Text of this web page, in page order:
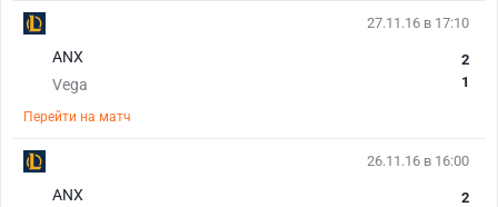
27.11.16 в 17:10
ANX
Vega
2
1
Перейти на матч
26.11.16 в 16:00
ANX
2